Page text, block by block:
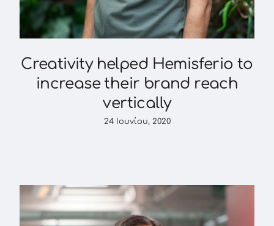
Creativity helped Hemisferio to
increase their brand reach
vertically
24 Ιουνίου, 2020